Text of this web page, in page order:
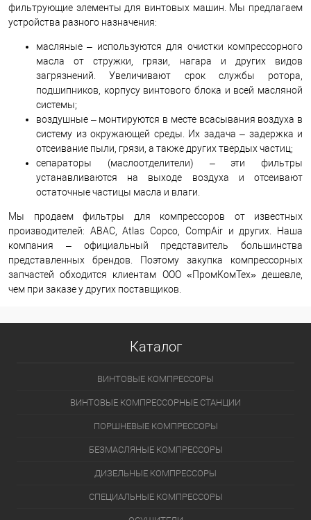
фильтрующие элементы для винтовых машин. Мы предлагаем
устройства разного назначения:
масляные – используются для очистки компрессорного
масла от стружки, грязи, нагара и других видов
загрязнений. Увеличивают срок службы ротора,
подшипников, корпусу винтового блока и всей масляной
системы;
воздушные – монтируются в месте всасывания воздуха в
систему из окружающей среды. Их задача – задержка и
отсеивание пыли, грязи, а также других твердых частиц;
сепараторы (маслоотделители) – эти фильтры
устанавливаются на выходе воздуха и отсеивают
остаточные частицы масла и влаги.
Мы продаем фильтры для компрессоров от известных
производителей: ABAC, Atlas Copco, CompAir и других. Наша
компания – официальный представитель большинства
представленных брендов. Поэтому закупка компрессорных
запчастей обходится клиентам ООО «ПромКомТех» дешевле,
чем при заказе у других поставщиков.
Каталог
ВИНТОВЫЕ КОМПРЕССОРЫ
ВИНТОВЫЕ КОМПРЕССОРНЫЕ СТАНЦИИ
ПОРШНЕВЫЕ КОМПРЕССОРЫ
БЕЗМАСЛЯНЫЕ КОМПРЕССОРЫ
ДИЗЕЛЬНЫЕ КОМПРЕССОРЫ
СПЕЦИАЛЬНЫЕ КОМПРЕССОРЫ